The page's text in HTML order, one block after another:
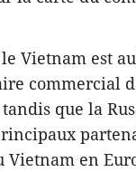
Vietnam est
commercial
que la
Vietnam en